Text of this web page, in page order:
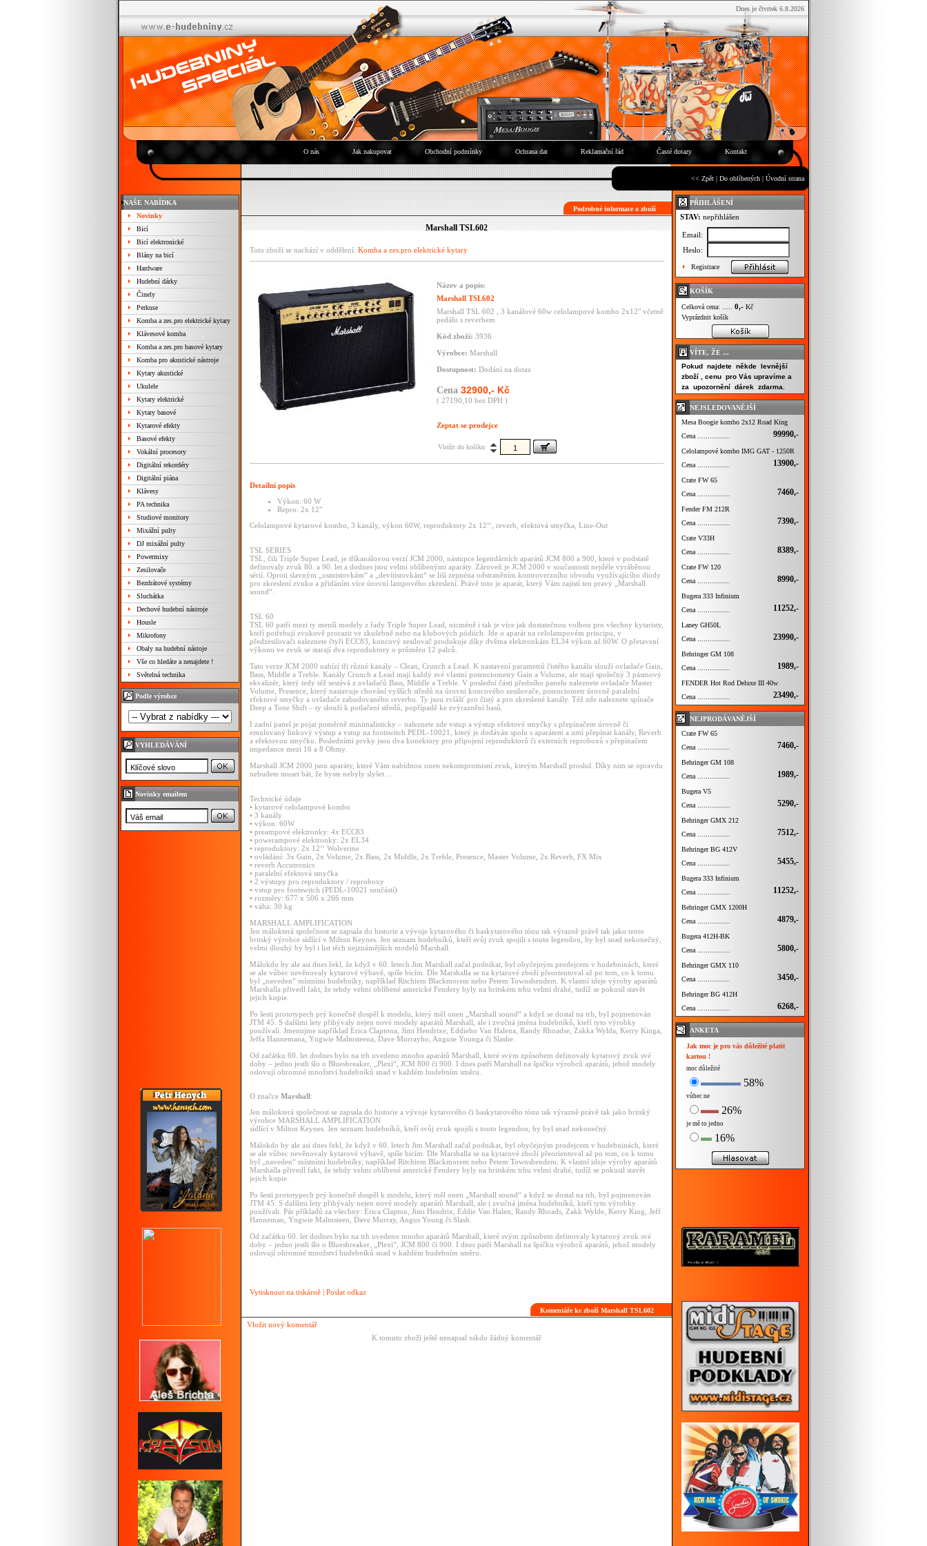
Dnes je čtvrtek 6.8.2026
O nás Jak nakupovat Obchodní podmínky Ochrana dat Reklamační řád Časté dotazy Kontakt
<< Zpět | Do oblíbených | Úvodní strana
NAŠE NABÍDKA
Novinky
Bicí
Bicí elektronické
Blány na bicí
Hardware
Hudební dárky
Činely
Perkuse
Komba a zes.pro elektrické kytary
Klávesové komba
Komba a zes.pro basové kytary
Komba pro akustické nástroje
Kytary akustické
Ukulele
Kytary elektrické
Kytary basové
Kytarové efekty
Basové efekty
Vokální procesory
Digitální rekordéry
Digitální piána
Klávesy
PA technika
Studiové monitory
Mixážní pulty
DJ mixážní pulty
Powermixy
Zesilovače
Bezdrátové systémy
Sluchátka
Dechové hudební nástroje
Housle
Mikrofony
Obaly na hudební nástoje
Vše co hledáte a nenajdete !
Světelná technika
Podle výrobce
VYHLEDÁVÁNÍ
Novinky emailem
Podrobné informace o zboží
Marshall TSL602
Toto zboží se nachází v oddělení: Komba a zes.pro elektrické kytary
Název a popis:
Marshall TSL602
Marshall TSL 602 , 3 kanálové 60w celolampové kombo 2x12" včetně
pedálu s reverbem
Kód zboží: 3936
Výrobce: Marshall
Dostupnost: Dodání na dotaz
Cena 32900,- Kč
( 27190,10 bez DPH )
Zeptat se prodejce
Vložit do košíku
Detailní popis
Výkon: 60 W
Repro: 2x 12"
Celolampové kytarové kombo, 3 kanály, výkon 60W, reproduktory 2x 12‘‘, reverb, efektová smyčka, Line-Out
TSL SERIES
TSL, čili Triple Super Lead, je tříkanálovou verzí JCM 2000, nástupce legendárních aparátů JCM 800 a 900, které v podstatě
definovaly zvuk 80. a 90. let a dodnes jsou velmi oblíbenými aparáty. Zároveň je JCM 2000 v současnosti nejdéle vyráběnou
sérií. Oproti slavným „osmistovkám“ a „devítistovkám“ se liší zejména odstraněním kontroverzního obvodu využívajícího diody
pro zkreslení zvuku a přidáním více úrovní lampového zkreslení. Právě toto je aparát, který Vám zajistí ten pravý „Marshall
sound“.
TSL 60
TSL 60 patří mezi ty menší modely z řady Triple Super Lead, nicméně i tak je více jak dostatečnou volbou pro všechny kytaristy,
kteří potřebují zvukově prorazit ve zkušebně nebo na klubových pódiích. Jde o aparát na celolampovém principu, v
předzesilovači naleznete čtyři ECC83, koncový zesilovač produkuje díky dvěma elektronkám EL34 výkon až 60W. O přetavení
výkonu ve zvuk se starají dva reproduktory o průměru 12 palců.
Tato verze JCM 2000 nabízí tři různé kanály – Clean, Crunch a Lead. K nastavení parametrů čistého kanálu slouží ovladače Gain,
Bass, Middle a Treble. Kanály Crunch a Lead mají každý své vlastní potenciometry Gain a Volume, ale mají společný 3 pásmový
ekvalizér, který tedy též sestává z ovladačů Bass, Middle a Treble. V poslední části předního panelu naleznete ovladače Master
Volume, Presence, který nastavuje chování vyšších středů na úrovni koncového zesilovače, potenciometr úrovně paralelní
efektové smyčky a ovladače zabudovaného reverbu. Ty jsou zvlášť pro čistý a pro zkreslené kanály. Též zde naleznete spínače
Deep a Tone Shift – ty slouží k potlačení středů, popřípadě ke zvýraznění basů.
I zadní panel je pojat poměrně minimalisticky – naleznete zde vstup a výstup efektové smyčky s přepínačem úrovně či
emulovaný linkový výstup a vstup na footswitch PEDL-10021, který je dodáván spolu s aparátem a umí přepínat kanály, Reverb
a efektovou smyčku. Posledními prvky jsou dva konektory pro připojení reproduktorů či externích reproboxů s přepínačem
impedance mezi 16 a 8 Ohmy.
Marshall JCM 2000 jsou aparáty, které Vám nabídnou onen nekompromisní zvuk, kterým Marshall proslul. Díky nim se opravdu
nebudete muset bát, že byste nebyly slyšet…
Technické údaje
• kytarové celolampové kombo
• 3 kanály
• výkon: 60W
• preampové elektronky: 4x ECC83
• powerampové elektronky: 2x EL34
• reproduktory: 2x 12‘‘ Wolverine
• ovládání: 3x Gain, 2x Volume, 2x Bass, 2x Middle, 2x Treble, Presence, Master Volume, 2x Reverb, FX Mix
• reverb Accutronics
• paralelní efektová smyčka
• 2 výstupy pro reproduktory / reproboxy
• vstup pro footswitch (PEDL-10021 součástí)
• rozměry: 677 x 506 x 266 mm
• váha: 30 kg
MARSHALL AMPLIFICATION
Jen málokterá společnost se zapsala do historie a vývoje kytarového či baskytarového tónu tak výrazně právě tak jako tento
britský výrobce sídlící v Milton Keynes. Jen seznam hudebníků, kteří svůj zvuk spojili s touto legendou, by byl snad nekonečný,
velmi dlouhý by byl i list těch nejznámějších modelů Marshall.
Málokdo by ale asi dnes řekl, že když v 60. letech Jim Marshall začal podnikat, byl obyčejným prodejcem v hudebninách, které
se ale vůbec nevěnovaly kytarové výbavě, spíše bicím. Dle Marshalla se na kytarové zboží přeorientoval až po tom, co k tomu
byl „naveden“ místními hudebníky, například Ritchiem Blackmorem nebo Petem Townshendem. K vlastní ideje výroby aparátů
Marshalla přivedl fakt, že tehdy velmi oblíbené americké Fendery byly na britském trhu velmi drahé, tudíž se pokusil stavět
jejich kopie.
Po šesti prototypech prý konečně dospěl k modelu, který měl onen „Marshall sound“ a když se dostal na trh, byl pojmenován
JTM 45. S dalšími lety přibývaly nejen nové modely aparátů Marshall, ale i zvučná jména hudebníků, kteří tyto výrobky
používali. Jmenujme například Erica Claptona, Jimi Hendrixe, Eddieho Van Halena, Randy Rhoadse, Zakka Wylda, Kerry Kinga,
Jeffa Hannemana, Yngwie Malmsteena, Dave Murrayho, Anguse Younga či Slashe.
Od začátku 60. let dodnes bylo na trh uvedeno mnoho aparátů Marshall, které svým způsobem definovaly kytarový zvuk své
doby – jedno jestli šlo o Bluesbreaker, „Plexi“, JCM 800 či 900. I dnes patří Marshall na špičku výrobců aparátů, jehož modely
oslovují ohromné množství hudebníků snad v každém hudebním směru.
O značce Marshall:
Jen málokterá společnost se zapsala do historie a vývoje kytarového či baskytarového tónu tak výrazně právě tak jako britský
výrobce MARSHALL AMPLIFICATION
sídlící v Milton Keynes. Jen seznam hudebníků, kteří svůj zvuk spojili s touto legendou, by byl snad nekonečný.
Málokdo by ale asi dnes řekl, že když v 60. letech Jim Marshall začal podnikat, byl obyčejným prodejcem v hudebninách, které
se ale vůbec nevěnovaly kytarové výbavě, spíše bicím. Dle Marshalla se na kytarové zboží přeorientoval až po tom, co k tomu
byl „naveden“ místními hudebníky, například Ritchiem Blackmorem nebo Petem Townshendem. K vlastní ideje výroby aparátů
Marshalla přivedl fakt, že tehdy velmi oblíbené americké Fendery byly na britském trhu velmi drahé, tudíž se pokusil stavět
jejich kopie.
Po šesti prototypech prý konečně dospěl k modelu, který měl onen „Marshall sound“ a když se dostal na trh, byl pojmenován
JTM 45. S dalšími lety přibývaly nejen nové modely aparátů Marshall, ale i zvučná jména hudebníků, kteří tyto výrobky
používali. Pár příkladů za všechny: Erica Clapton, Jimi Hendrix, Eddie Van Halen, Randy Rhoads, Zakk Wylde, Kerry King, Jeff
Hanneman, Yngwie Malmsteen, Dave Murray, Angus Young či Slash.
Od začátku 60. let dodnes bylo na trh uvedeno mnoho aparátů Marshall, které svým způsobem definovaly kytarový zvuk své
doby – jedno jestli šlo o Bluesbreaker, „Plexi“, JCM 800 či 900. I dnes patří Marshall na špičku výrobců aparátů, jehož modely
oslovují ohromné množství hudebníků snad v každém hudebním směru.
Vytisknout na tiskárně | Poslat odkaz
Komentáře ke zboží Marshall TSL602
Vložit nový komentář
K tomuto zboží ještě nenapsal nikdo žádný komentář
PŘIHLÁŠENÍ
STAV: nepřihlášen
Email:
Heslo:
Registrace
KOŠÍK
Celková cena: ..... 0,- Kč
Vyprázdnit košík
VÍTE, ŽE ...
Pokud najdete někde levnější
zboží , cenu pro Vás upravíme a
za upozornění dárek zdarma.
NEJSLEDOVANĚJŠÍ
Mesa Boogie kombo 2x12 Road King
Cena ................
99990,-
Celolampové kombo IMG GAT - 1250R
Cena ................
13900,-
Crate FW 65
Cena ................
7460,-
Fender FM 212R
Cena ................
7390,-
Crate V33H
Cena ................
8389,-
Crate FW 120
Cena ................
8990,-
Bugera 333 Infinium
Cena ................
11252,-
Laney GH50L
Cena ................
23990,-
Behringer GM 108
Cena ................
1989,-
FENDER Hot Rod Deluxe III 40w
Cena ................
23490,-
NEJPRODÁVANĚJŠÍ
Crate FW 65
Cena ................
7460,-
Behringer GM 108
Cena ................
1989,-
Bugera V5
Cena ................
5290,-
Behringer GMX 212
Cena ................
7512,-
Behringer BG 412V
Cena ................
5455,-
Bugera 333 Infinium
Cena ................
11252,-
Behringer GMX 1200H
Cena ................
4879,-
Bugera 412H-BK
Cena ................
5800,-
Behringer GMX 110
Cena ................
3450,-
Behringer BG 412H
Cena ................
6268,-
ANKETA
Jak moc je pro vás důležité platit
kartou !
moc důležité
58%
vůbec ne
26%
je mě to jedno
16%